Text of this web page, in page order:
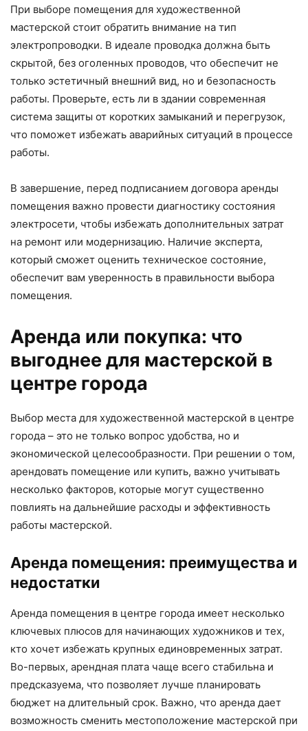
При выборе помещения для художественной
мастерской стоит обратить внимание на тип
электропроводки. В идеале проводка должна быть
скрытой, без оголенных проводов, что обеспечит не
только эстетичный внешний вид, но и безопасность
работы. Проверьте, есть ли в здании современная
система защиты от коротких замыканий и перегрузок,
что поможет избежать аварийных ситуаций в процессе
работы.
В завершение, перед подписанием договора аренды
помещения важно провести диагностику состояния
электросети, чтобы избежать дополнительных затрат
на ремонт или модернизацию. Наличие эксперта,
который сможет оценить техническое состояние,
обеспечит вам уверенность в правильности выбора
помещения.
Аренда или покупка: что
выгоднее для мастерской в
центре города
Выбор места для художественной мастерской в центре
города – это не только вопрос удобства, но и
экономической целесообразности. При решении о том,
арендовать помещение или купить, важно учитывать
несколько факторов, которые могут существенно
повлиять на дальнейшие расходы и эффективность
работы мастерской.
Аренда помещения: преимущества и
недостатки
Аренда помещения в центре города имеет несколько
ключевых плюсов для начинающих художников и тех,
кто хочет избежать крупных единовременных затрат.
Во-первых, арендная плата чаще всего стабильна и
предсказуема, что позволяет лучше планировать
бюджет на длительный срок. Важно, что аренда дает
возможность сменить местоположение мастерской при